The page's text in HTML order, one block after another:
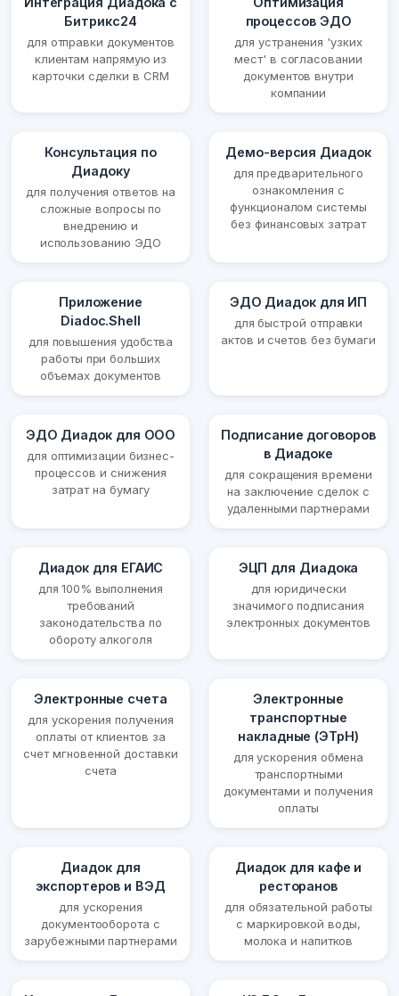
Битрикс24
для отправки документов
клиентам напрямую из
карточки сделки в CRM
процессов ЭДО
для устранения 'узких
мест' в согласовании
документов внутри
компании
Консультация по
Диадоку
для получения ответов на
сложные вопросы по
внедрению и
использованию ЭДО
Демо-версия Диадок
для предварительного
ознакомления с
функционалом системы
без финансовых затрат
Приложение
Diadoc.Shell
для повышения удобства
работы при больших
объемах документов
ЭДО Диадок для ИП
для быстрой отправки
актов и счетов без бумаги
ЭДО Диадок для ООО
для оптимизации бизнес-
процессов и снижения
затрат на бумагу
Подписание договоров
в Диадоке
для сокращения времени
на заключение сделок с
удаленными партнерами
Диадок для ЕГАИС
для 100% выполнения
требований
законодательства по
обороту алкоголя
ЭЦП для Диадока
для юридически
значимого подписания
электронных документов
Электронные счета
для ускорения получения
оплаты от клиентов за
счет мгновенной доставки
счета
Электронные
транспортные
накладные (ЭТрН)
для ускорения обмена
транспортными
документами и получения
оплаты
Диадок для
экспортеров и ВЭД
для ускорения
документооборота с
зарубежными партнерами
Диадок для кафе и
ресторанов
для обязательной работы
с маркировкой воды,
молока и напитков